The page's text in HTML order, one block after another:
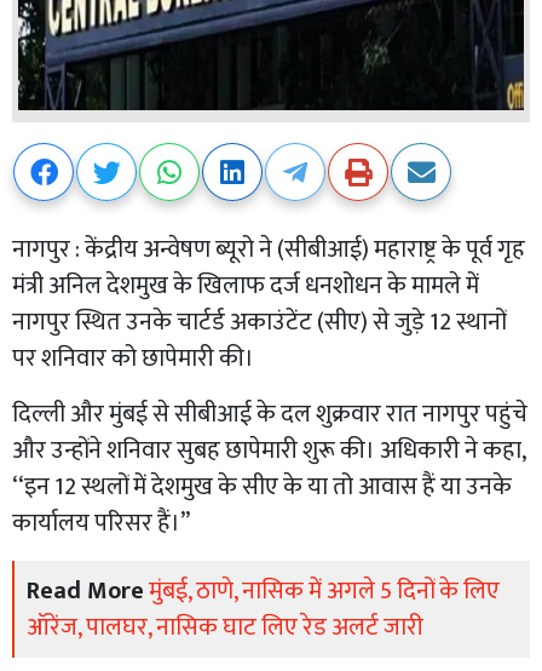
नागपुर : केंद्रीय अन्वेषण ब्यूरो ने (सीबीआई) महाराष्ट्र के पूर्व गृह
मंत्री अनिल देशमुख के खिलाफ दर्ज धनशोधन के मामले में
नागपुर स्थित उनके चार्टर्ड अकाउंटेंट (सीए) से जुड़े 12 स्थानों
पर शनिवार को छापेमारी की।
दिल्ली और मुंबई से सीबीआई के दल शुक्रवार रात नागपुर पहुंचे
और उन्होंने शनिवार सुबह छापेमारी शुरू की। अधिकारी ने कहा,
‘‘इन 12 स्थलों में देशमुख के सीए के या तो आवास हैं या उनके
कार्यालय परिसर हैं।’’
Read Moreमुंबई, ठाणे, नासिक में अगले 5 दिनों के लिए
ऑरेंज, पालघर, नासिक घाट लिए रेड अलर्ट जारी